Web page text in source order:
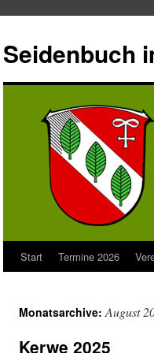
Seidenbuch
Start Termine 2026
Monatsarchive:August
Kerwe 2025